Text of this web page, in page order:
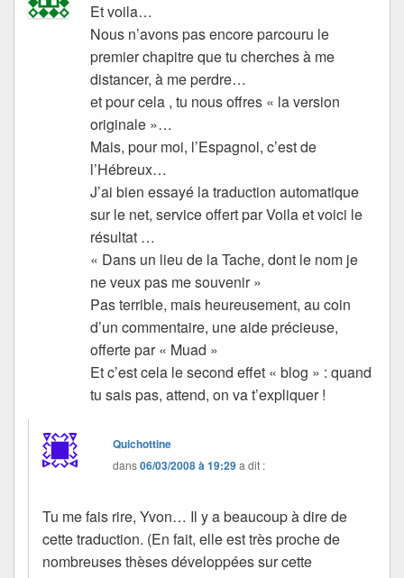
Et voila…
Nous n’avons pas encore parcouru le
premier chapitre que tu cherches à me
distancer, à me perdre…
et pour cela , tu nous offres « la version
originale »…
Mais, pour moi, l’Espagnol, c’est de
l’Hébreux…
J’ai bien essayé la traduction automatique
sur le net, service offert par Voila et voici le
résultat …
« Dans un lieu de la Tache, dont le nom je
ne veux pas me souvenir »
Pas terrible, mais heureusement, au coin
d’un commentaire, une aide précieuse,
offerte par « Muad »
Et c’est cela le second effet « blog » : quand
tu sais pas, attend, on va t’expliquer !
Quichottine
dans06/03/2008 à 19:29a dit :
Tu me fais rire, Yvon… Il y a beaucoup à dire de
cette traduction. (En fait, elle est très proche de
nombreuses thèses développées sur cette